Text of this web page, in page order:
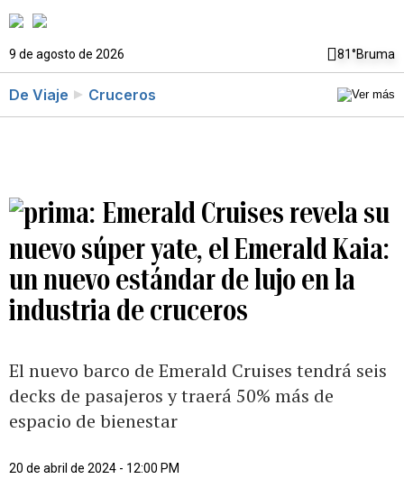
9 de agosto de 2026 81°Bruma
De Viaje Cruceros
Emerald Cruises revela su
nuevo súper yate, el Emerald Kaia:
un nuevo estándar de lujo en la
industria de cruceros
El nuevo barco de Emerald Cruises tendrá seis
decks de pasajeros y traerá 50% más de
espacio de bienestar
20 de abril de 2024 - 12:00 PM